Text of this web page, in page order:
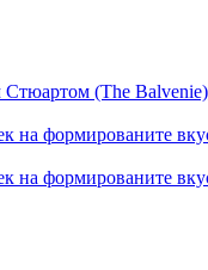
(The Balvenie)
на формированите
на формированите